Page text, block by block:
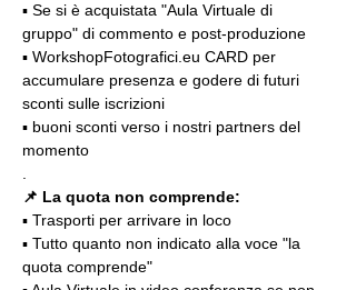
▪️ Se si è acquistata "Aula Virtuale di
gruppo" di commento e post-produzione
▪️ WorkshopFotografici.eu CARD per
accumulare presenza e godere di futuri
sconti sulle iscrizioni
▪️ buoni sconti verso i nostri partners del
momento
📌 La quota non comprende:
▪️ Trasporti per arrivare in loco
▪️ Tutto quanto non indicato alla voce "la
quota comprende"